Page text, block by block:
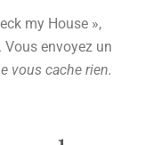
my House »,
envoyez un
vous cache rien.